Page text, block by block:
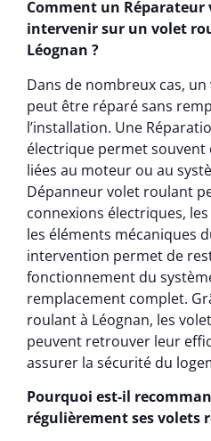
Comment un
intervenir sur un volet
Léognan ?
Dans de nombreux cas,
peut être réparé sans
l’installation. Une
électrique permet souvent
liées au moteur ou au
Dépanneur volet roulant
connexions électriques,
les éléments mécaniques
intervention permet de
fonctionnement du
remplacement complet.
roulant à Léognan, les
peuvent retrouver leur
assurer la sécurité du
Pourquoi est-il
régulièrement ses volets